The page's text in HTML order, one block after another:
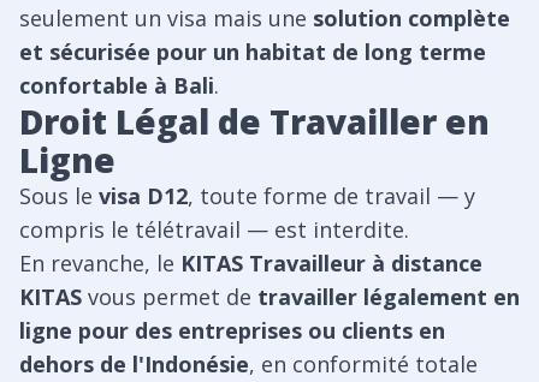
seulement un visa mais une solution complète
et sécurisée pour un habitat de long terme
confortable à Bali.
Droit Légal de Travailler en
Ligne
Sous le visa D12, toute forme de travail — y
compris le télétravail — est interdite.
En revanche, le KITAS Travailleur à distance
KITAS vous permet de travailler légalement en
ligne pour des entreprises ou clients en
dehors de l'Indonésie, en conformité totale